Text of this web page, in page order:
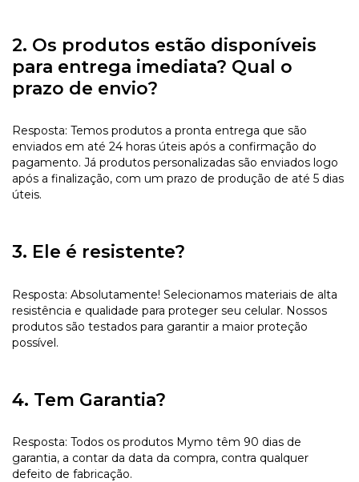
2. Os produtos estão disponíveis
para entrega imediata? Qual o
prazo de envio?
Resposta: Temos produtos a pronta entrega que são
enviados em até 24 horas úteis após a confirmação do
pagamento. Já produtos personalizadas são enviados logo
após a finalização, com um prazo de produção de até 5 dias
úteis.
3. Ele é resistente?
Resposta: Absolutamente! Selecionamos materiais de alta
resistência e qualidade para proteger seu celular. Nossos
produtos são testados para garantir a maior proteção
possível.
4. Tem Garantia?
Resposta: Todos os produtos Mymo têm 90 dias de
garantia, a contar da data da compra, contra qualquer
defeito de fabricação.